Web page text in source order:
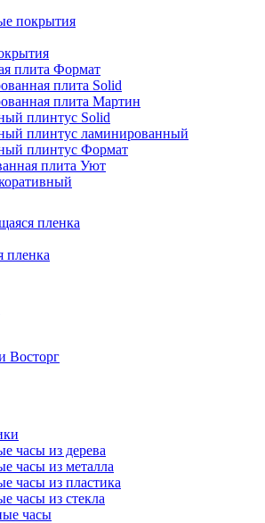
покрытия
плита Формат
плита Solid
плита Мартин
плинтус Solid
плинтус ламинированный
плинтус Формат
плита Уют
пленка
пленка
Восторг
часы из дерева
часы из металла
часы из пластика
часы из стекла
часы